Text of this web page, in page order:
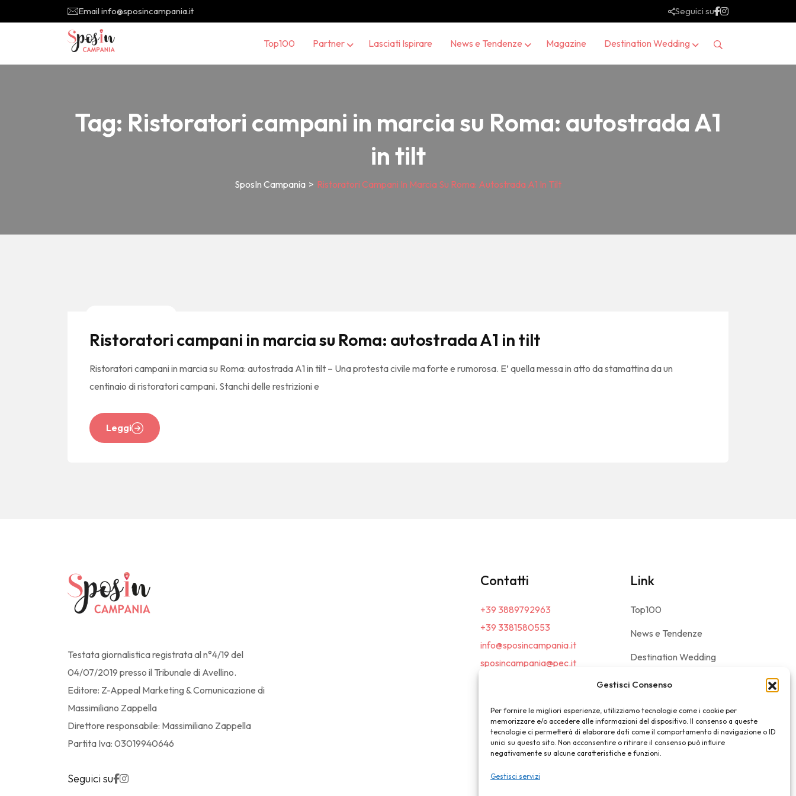
Gestisci Consenso
Per fornire le migliori esperienze, utilizziamo tecnologie come i cookie per
memorizzare e/o accedere alle informazioni del dispositivo. Il consenso a queste
tecnologie ci permetterà di elaborare dati come il comportamento di navigazione o ID
unici su questo sito. Non acconsentire o ritirare il consenso può influire
negativamente su alcune caratteristiche e funzioni.
Gestisci servizi
Email info@sposincampania.it Seguici su
Top100 Partner Lasciati Ispirare News e Tendenze Magazine Destination Wedding
Tag: Ristoratori campani in marcia su Roma: autostrada A1
in tilt
SposIn Campania > Ristoratori Campani In Marcia Su Roma: Autostrada A1 In Tilt
Ristoratori campani in marcia su Roma: autostrada A1 in tilt
Ristoratori campani in marcia su Roma: autostrada A1 in tilt – Una protesta civile ma forte e rumorosa. E’ quella messa in atto da stamattina da un
centinaio di ristoratori campani. Stanchi delle restrizioni e
Leggi
Testata giornalistica registrata al n°4/19 del
04/07/2019 presso il Tribunale di Avellino.
Editore: Z-Appeal Marketing & Comunicazione di
Massimiliano Zappella
Direttore responsabile: Massimiliano Zappella
Partita Iva: 03019940646
Seguici su
Contatti
+39 3889792963
+39 3381580553
info@sposincampania.it
sposincampania@pec.it
Link
Top100
News e Tendenze
Destination Wedding
Magazine